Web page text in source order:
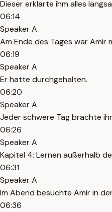
Dieser erklärte ihm alles
06:14
Speaker A
Am Ende des Tages war Amir
06:19
Speaker A
Er hatte durchgehalten.
06:20
Speaker A
Jeder schwere Tag brachte
06:26
Speaker A
Kapitel 4: Lernen außerhalb
06:31
Speaker A
Im Abend besuchte Amir in
06:36